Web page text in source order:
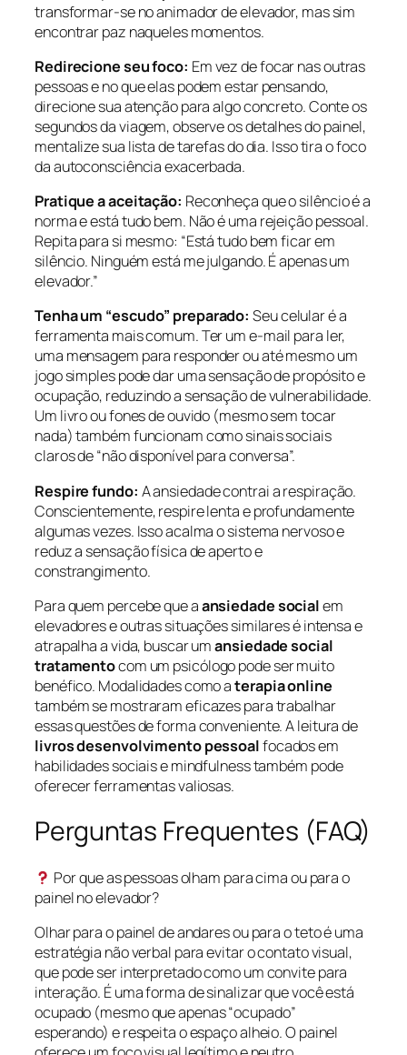
transformar-se no animador de elevador, mas sim
encontrar paz naqueles momentos.
Redirecione seu foco: Em vez de focar nas outras
pessoas e no que elas podem estar pensando,
direcione sua atenção para algo concreto. Conte os
segundos da viagem, observe os detalhes do painel,
mentalize sua lista de tarefas do dia. Isso tira o foco
da autoconsciência exacerbada.
Pratique a aceitação: Reconheça que o silêncio é a
norma e está tudo bem. Não é uma rejeição pessoal.
Repita para si mesmo: “Está tudo bem ficar em
silêncio. Ninguém está me julgando. É apenas um
elevador.”
Tenha um “escudo” preparado: Seu celular é a
ferramenta mais comum. Ter um e-mail para ler,
uma mensagem para responder ou até mesmo um
jogo simples pode dar uma sensação de propósito e
ocupação, reduzindo a sensação de vulnerabilidade.
Um livro ou fones de ouvido (mesmo sem tocar
nada) também funcionam como sinais sociais
claros de “não disponível para conversa”.
Respire fundo: A ansiedade contrai a respiração.
Conscientemente, respire lenta e profundamente
algumas vezes. Isso acalma o sistema nervoso e
reduz a sensação física de aperto e
constrangimento.
Para quem percebe que aansiedade socialem
elevadores e outras situações similares é intensa e
atrapalha a vida, buscar umansiedade social
tratamentocom um psicólogo pode ser muito
benéfico. Modalidades como aterapia online
também se mostraram eficazes para trabalhar
essas questões de forma conveniente. A leitura de
livros desenvolvimento pessoalfocados em
habilidades sociais e mindfulness também pode
oferecer ferramentas valiosas.
Perguntas Frequentes (FAQ)
Por que as pessoas olham para cima ou para o
painel no elevador?
Olhar para o painel de andares ou para o teto é uma
estratégia não verbal para evitar o contato visual,
que pode ser interpretado como um convite para
interação. É uma forma de sinalizar que você está
ocupado (mesmo que apenas “ocupado”
esperando) e respeita o espaço alheio. O painel